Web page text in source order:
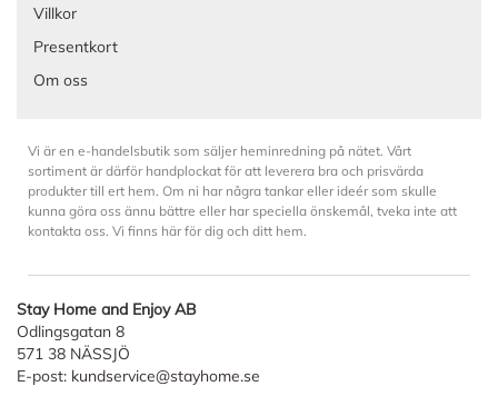
Villkor
Presentkort
Om oss
Vi är en e-handelsbutik som säljer heminredning på nätet. Vårt
sortiment är därför handplockat för att leverera bra och prisvärda
produkter till ert hem. Om ni har några tankar eller ideér som skulle
kunna göra oss ännu bättre eller har speciella önskemål, tveka inte att
kontakta oss. Vi finns här för dig och ditt hem.
Stay Home and Enjoy AB
Odlingsgatan 8
571 38 NÄSSJÖ
E-post: kundservice@stayhome.se